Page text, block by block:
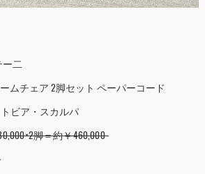
ー二
ームチェア 2脚セット ペーパーコード
トビア・スカルパ
脚＝約￥460,000-